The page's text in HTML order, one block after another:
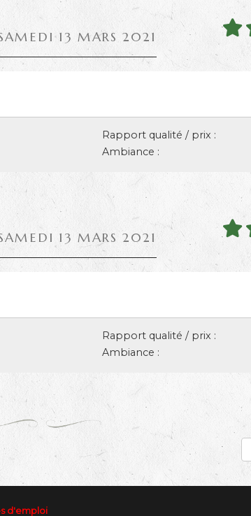
13 MARS 2021
Rapport qualité / prix :
Ambiance :
13 MARS 2021
Rapport qualité / prix :
Ambiance :
d'emploi